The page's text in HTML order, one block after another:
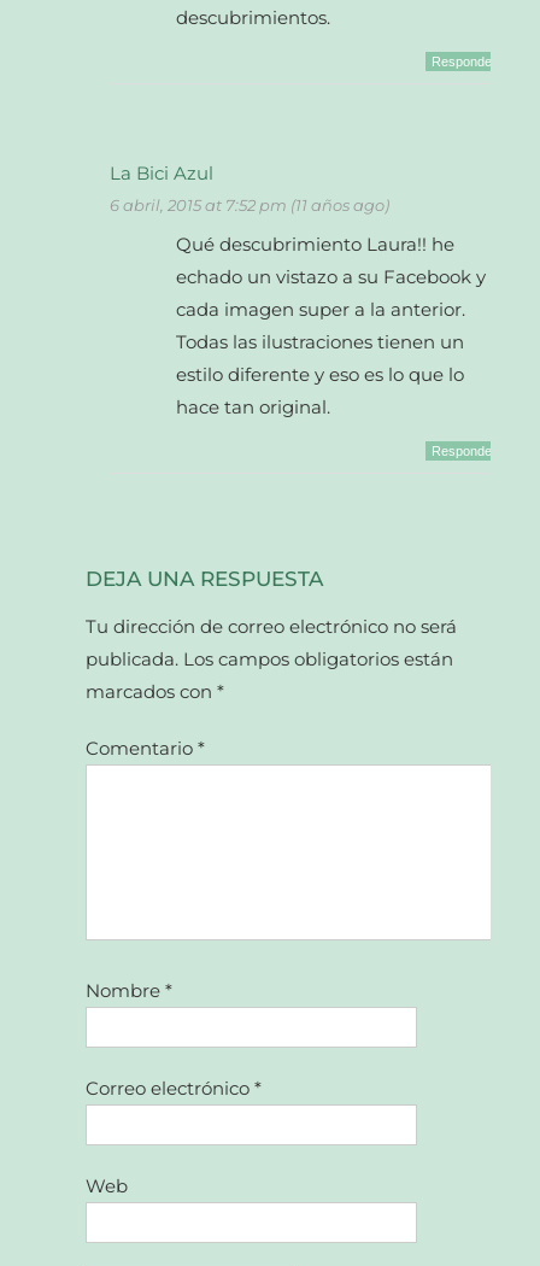
descubrimientos.
Responder
La Bici Azul
6 abril, 2015 at 7:52 pm (11 años ago)
Qué descubrimiento Laura!! he
echado un vistazo a su Facebook y
cada imagen super a la anterior.
Todas las ilustraciones tienen un
estilo diferente y eso es lo que lo
hace tan original.
Responder
DEJA UNA RESPUESTA
Tu dirección de correo electrónico no será
publicada. Los campos obligatorios están
marcados con*
Comentario*
Nombre*
Correo electrónico*
Web